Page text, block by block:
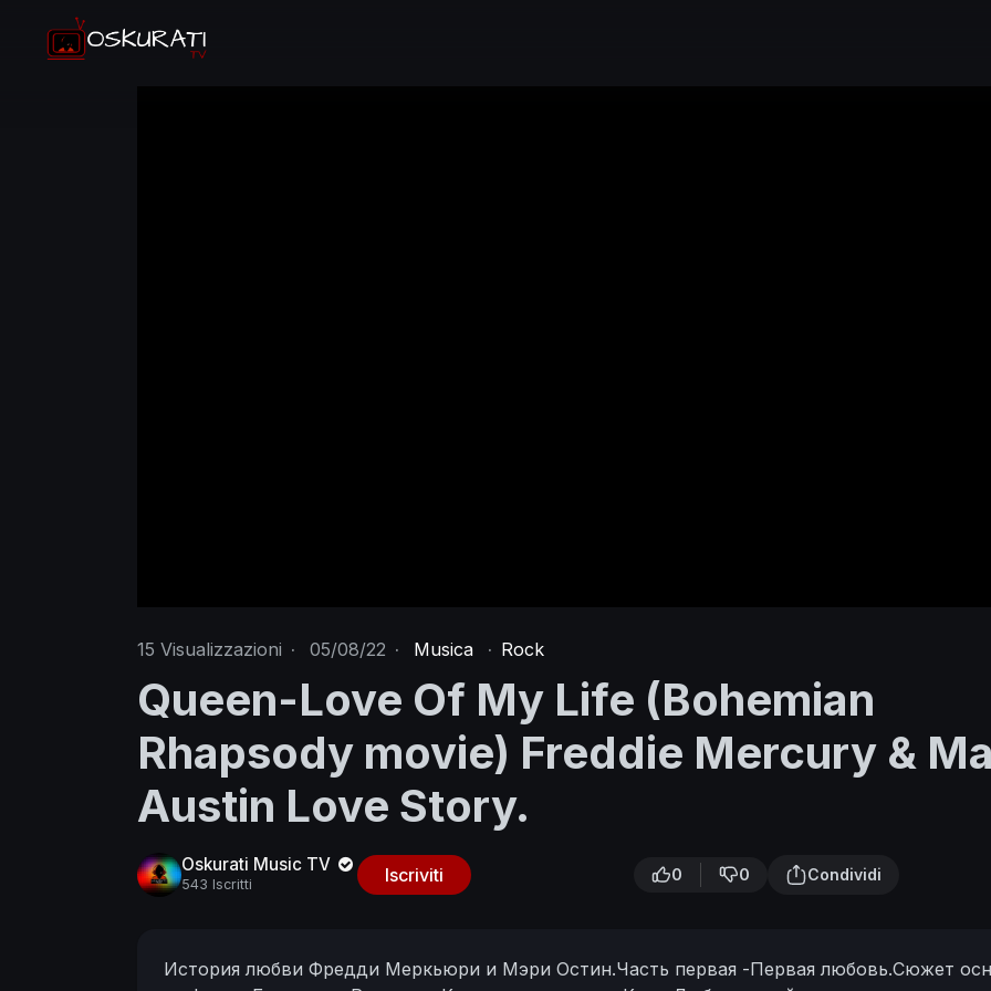
15 Visualizzazioni · 05/08/22 · Musica · Rock
Queen-Love Of My Life (Bohemian
Rhapsody movie) Freddie Mercury &
Austin Love Story.
Oskurati Music TV
543 Iscritti Iscriviti 0 0 Condividi
История любви Фредди Меркьюри и Мэри Остин.Часть первая -Первая любовь.Сюжет